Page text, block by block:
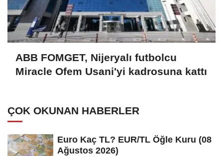
ABB FOMGET, Nijeryalı futbolcu
Miracle Ofem Usani'yi kadrosuna kattı
ÇOK OKUNAN HABERLER
Euro Kaç TL? EUR/TL Öğle Kuru (08
Ağustos 2026)